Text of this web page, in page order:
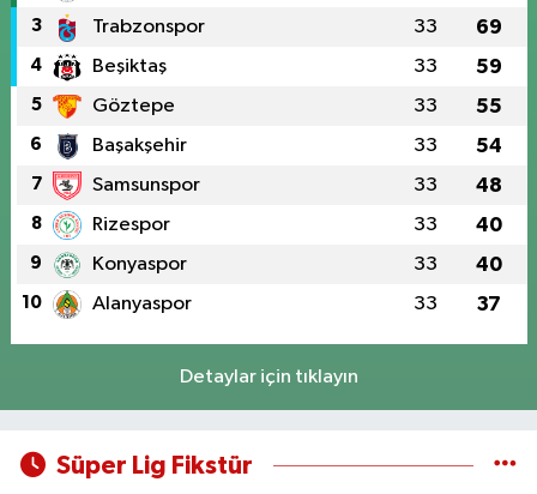
3 Trabzonspor 33 69
4 Beşiktaş 33 59
5 Göztepe 33 55
6 Başakşehir 33 54
7 Samsunspor 33 48
8 Rizespor 33 40
9 Konyaspor 33 40
10 Alanyaspor 33 37
Detaylar için tıklayın
Süper Lig Fikstür